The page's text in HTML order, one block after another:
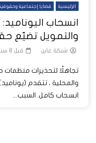
الرئيسية قضايا إجتماعية
انسحاب
والتمويل تضيّع
شبكة عاين قبل 8 سنوات
تجاهلًا لتحذيرات منظمات
والمحلية ، تتقدم
انسحاب كامل. السبب...